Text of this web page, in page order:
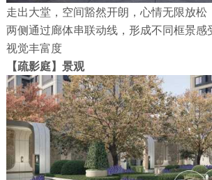
走出大堂，空间豁然开朗，心情无限放松
两侧通过廊体串联动线，形成不同框景感
视觉丰富度
【疏影庭】景观